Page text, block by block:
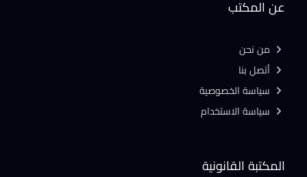
المكتبة القانونية
عن المكتب
من نحن
أتصل بنا
سياسة الخصوصية
سياسة الاستخدام